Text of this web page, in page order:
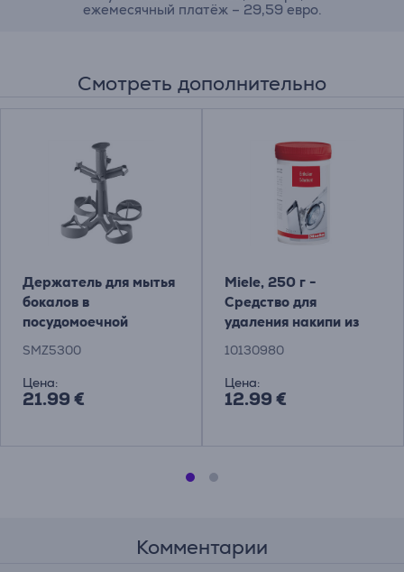
ежемесячный платёж – 29,59 евро.
Смотреть дополнительно
Держатель для мытья
бокалов в
посудомоечной
машине Bosch
SMZ5300
Цена:
21.99 €
Miele, 250 г -
Средство для
удаления накипи из
стиральных и
машин
10130980
Цена:
12.99 €
Комментарии